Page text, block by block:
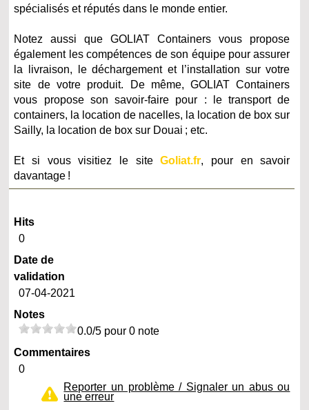
spécialisés et réputés dans le monde entier.
Notez aussi que GOLIAT Containers vous propose
également les compétences de son équipe pour assurer
la livraison, le déchargement et l’installation sur votre
site de votre produit. De même, GOLIAT Containers
vous propose son savoir-faire pour : le transport de
containers, la location de nacelles, la location de box sur
Sailly, la location de box sur Douai ; etc.
Et si vous visitiez le siteGoliat.fr, pour en savoir
davantage !
Hits
0
Date de
validation
07-04-2021
Notes
0.0/5 pour 0 note
Commentaires
0
Reporter un problème / Signaler un abus ou
une erreur